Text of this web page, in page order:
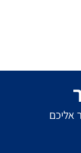
אליכם